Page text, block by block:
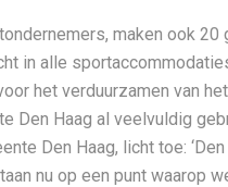
maken ook
in alle
het verduurzamen van
Den Haag al veelvuldig
Den Haag, licht toe:
nu op een punt waarop